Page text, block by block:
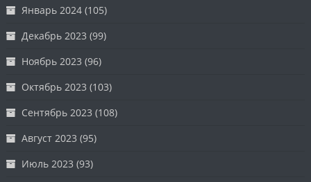
Январь 2024 (105)
Декабрь 2023 (99)
Ноябрь 2023 (96)
Октябрь 2023 (103)
Сентябрь 2023 (108)
Август 2023 (95)
Июль 2023 (93)